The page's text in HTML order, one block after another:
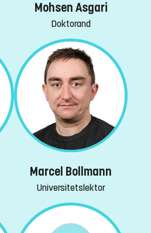
Mohsen Asgari
Doktorand
Marcel Bollmann
Universitetslektor